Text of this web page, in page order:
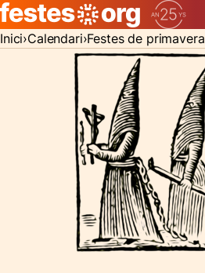
Inici Calendari Festes de primavera